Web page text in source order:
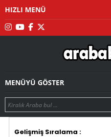
HIZLI MENÜ
MENÜYÜ GÖSTER
Gelişmiş Sıralama :